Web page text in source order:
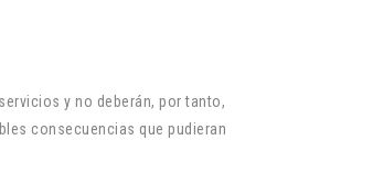
y no deberán, por tanto,
consecuencias que pudieran